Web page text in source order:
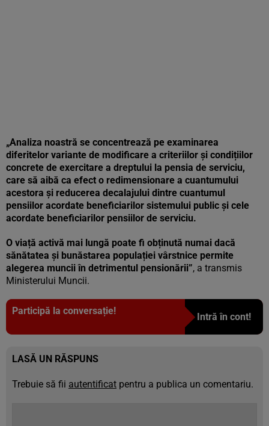
„Analiza noastră se concentrează pe examinarea
diferitelor variante de modificare a criteriilor și condițiilor
concrete de exercitare a dreptului la pensia de serviciu,
care să aibă ca efect o redimensionare a cuantumului
acestora și reducerea decalajului dintre cuantumul
pensiilor acordate beneficiarilor sistemului public și cele
acordate beneficiarilor pensiilor de serviciu.
O viață activă mai lungă poate fi obținută numai dacă
sănătatea și bunăstarea populației vârstnice permite
alegerea muncii în detrimentul pensionării”, a transmis
Ministerului Muncii.
Participă la conversație!
Intră în cont!
LASĂ UN RĂSPUNS
Trebuie să fii autentificat pentru a publica un comentariu.